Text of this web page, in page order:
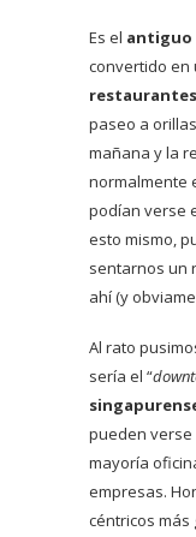
Es el antiguo
convertido en
restaurantes
paseo a
mañana y la
normalmente
podían verse
esto mismo,
sentarnos un
ahí (y
Al rato
sería el “
pueden verse
mayoría
empresas.
céntricos